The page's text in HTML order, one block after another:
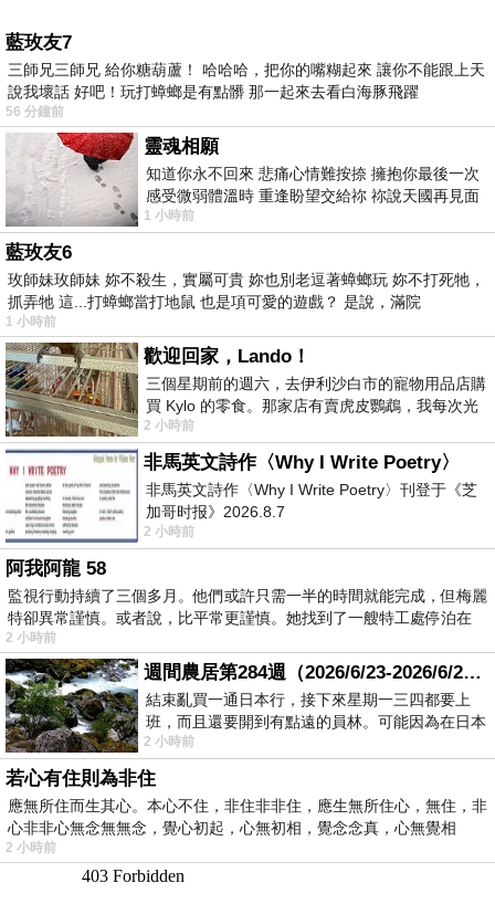
藍玫友7
三師兄三師兄 給你糖葫蘆！ 哈哈哈，把你的嘴糊起來 讓你不能跟上天
說我壞話 好吧！玩打蟑螂是有點髒 那一起來去看白海豚飛躍
56 分鐘前
靈魂相願
知道你永不回來 悲痛心情難按捺 擁抱你最後一次
感受微弱體溫時 重逢盼望交給祢 祢說天國再見面
此刻忍淚說別離 他日靈魂再
1 小時前
藍玫友6
玫師妹玫師妹 妳不殺生，實屬可貴 妳也別老逗著蟑螂玩 妳不打死牠，
抓弄牠 這...打蟑螂當打地鼠 也是項可愛的遊戲？ 是說，滿院
1 小時前
歡迎回家，Lando！
三個星期前的週六，去伊利沙白市的寵物用品店購
買 Kylo 的零食。那家店有賣虎皮鸚鵡，我每次光
顧都會去看一下。他們偶爾會引進 C
2 小時前
非馬英文詩作〈Why I Write Poetry〉
非馬英文詩作〈Why I Write Poetry〉刊登于《芝
加哥时报》2026.8.7
2 小時前
阿我阿龍 58
監視行動持續了三個多月。他們或許只需一半的時間就能完成，但梅麗
特卻異常謹慎。或者說，比平常更謹慎。她找到了一艘特工處停泊在
2 小時前
週間農居第284週（2026/6/23-2026/6/24) 夏至 金黃稻浪洋溢豐收喜悅
結束亂買一通日本行，接下來星期一三四都要上
班，而且還要開到有點遠的員林。可能因為在日本
花不少錢，星期一出門上班時，心裡沒有一
2 小時前
若心有住則為非住
應無所住而生其心。本心不住，非住非非住，應生無所住心，無住，非
心非非心無念無無念，覺心初起，心無初相，覺念念真，心無覺相
2 小時前